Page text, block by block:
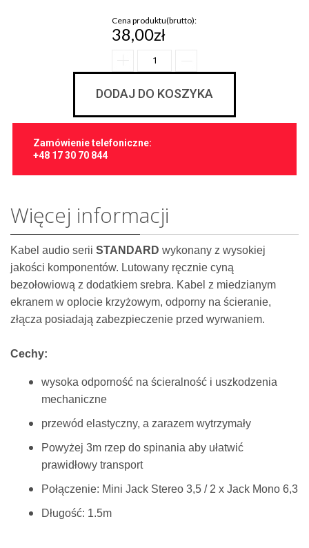
Cena produktu(brutto):
38,00zł
DODAJ DO KOSZYKA
Zamówienie telefoniczne:
+48 17 30 70 844
Więcej informacji
Kabel audio serii STANDARD wykonany z wysokiej
jakości komponentów. Lutowany ręcznie cyną
bezołowiową z dodatkiem srebra. Kabel z miedzianym
ekranem w oplocie krzyżowym, odporny na ścieranie,
złącza posiadają zabezpieczenie przed wyrwaniem.
Cechy:​
wysoka odporność na ścieralność i uszkodzenia
mechaniczne
przewód elastyczny, a zarazem wytrzymały
Powyżej 3m rzep do spinania aby ułatwić
prawidłowy transport
Połączenie: Mini Jack Stereo 3,5 / 2 x Jack Mono 6,3
Długość: 1.5m